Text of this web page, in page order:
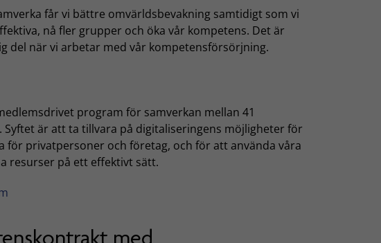
får vi bättre omvärldsbevakning samtidigt som vi
nå fler grupper och öka vår kompetens. Det är
del när vi arbetar med vår kompetensförsörjning.
program för samverkan mellan 41
Syftet är att ta tillvara på digitaliseringens möjligheter för
för privatpersoner och företag, och för att använda våra
resurser på ett effektivt sätt.
med